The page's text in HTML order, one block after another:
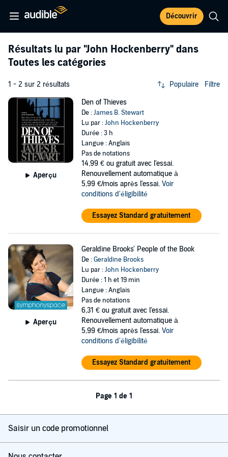
Découvrir
Résultats lu par "John Hockenberry" dans
Toutes les catégories
1 - 2 sur 2 résultats Populaire Filtre
Aperçu
Den of Thieves
De :James B. Stewart
Lu par :John Hockenberry
Durée : 3 h
Langue : Anglais
Pas de notations
14,99 € ou gratuit avec l'essai.
Renouvellement automatique à
5,99 €/mois après l'essai. Voir
conditions d'éligibilité
Essayez Standard gratuitement
Aperçu
Geraldine Brooks' People of the Book
De :Geraldine Brooks
Lu par :John Hockenberry
Durée : 1 h et 19 min
Langue : Anglais
Pas de notations
6,31 € ou gratuit avec l'essai.
Renouvellement automatique à
5,99 €/mois après l'essai. Voir
conditions d'éligibilité
Essayez Standard gratuitement
Page 1 de 1
Saisir un code promotionnel